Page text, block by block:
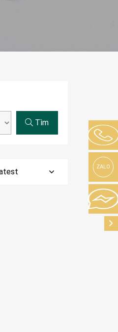
Tìm
ZALO